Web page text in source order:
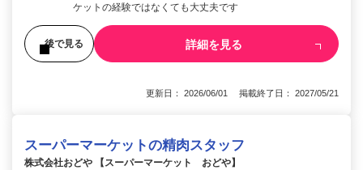
ケットの経験ではなくても大丈夫です
後で見る 詳細を見る
更新日： 2026/06/01 掲載終了日： 2027/05/21
スーパーマーケットの精肉スタッフ
株式会社おどや 【スーパーマーケット おどや】